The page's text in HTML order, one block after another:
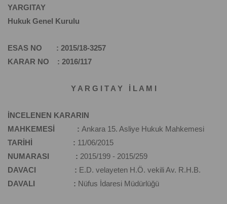
YARGITAY
Hukuk Genel Kurulu
ESAS NO : 2015/18-3257
KARAR NO : 2016/117
Y A R G I T A Y İ L A M I
İNCELENEN KARARIN
MAHKEMESİ : Ankara 15. Asliye Hukuk Mahkemesi
TARİHİ : 11/06/2015
NUMARASI : 2015/199 - 2015/259
DAVACI : E.D. velayeten H.Ö. vekili Av. R.H.B.
DAVALI : Nüfus İdaresi Müdürlüğü